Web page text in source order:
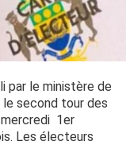
par le ministère de
le second tour des
1er
Les électeurs